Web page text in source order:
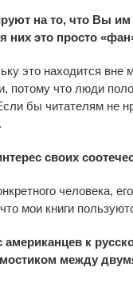
на то, что Вы
них это просто
это находится вне
потому что люди
бы читателям не
своих
человека,
мои книги
к
между